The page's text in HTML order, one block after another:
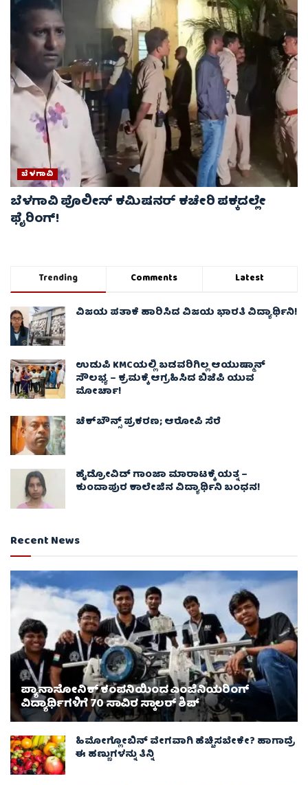
ಬೆಳಗಾವಿ
ಬೆಳಗಾವಿ ಪೊಲೀಸ್ ಕಮಿಷನರ್ ಕಚೇರಿ ಪಕ್ಕದಲ್ಲೇ
ಫೈರಿಂಗ್!
Trending Comments Latest
ವಿಜಯ ಪತಾಕೆ ಹಾರಿಸಿದ ವಿಜಯ ಭಾರತಿ ವಿದ್ಯಾರ್ಥಿನಿ!
ಉಡುಪಿ KMCಯಲ್ಲಿ ಬಡವರಿಗಿಲ್ಲ ಆಯುಷ್ಮಾನ್
ಸೌಲಭ್ಯ – ಕ್ರಮಕ್ಕೆ ಆಗ್ರಹಿಸಿದ ಬಿಜೆಪಿ ಯುವ
ಮೋರ್ಚಾ!
ಚೆಕ್​ಬೌನ್ಸ್​ ಪ್ರಕರಣ; ಆರೋಪಿ ಸೆರೆ
ಹೈಡ್ರೋವಿಡ್ ಗಾಂಜಾ ಮಾರಾಟಕ್ಕೆ ಯತ್ನ –
ಕುಂದಾಪುರ ಕಾಲೇಜಿನ ವಿದ್ಯಾರ್ಥಿನಿ ಬಂಧನ!
Recent News
ಪ್ಯಾನಾಸೋನಿಕ್ ಕಂಪನಿಯಿಂದ ಎಂಜಿನಿಯರಿಂಗ್
ವಿದ್ಯಾರ್ಥಿಗಳಿಗೆ 70 ಸಾವಿರ ಸ್ಕಾಲರ್ ಶಿಪ್
ಹಿಮೋಗ್ಲೋಬಿನ್ ವೇಗವಾಗಿ ಹೆಚ್ಚಿಸಬೇಕೇ? ಹಾಗಾದ್ರೆ
ಈ ಹಣ್ಣುಗಳನ್ನು ತಿನ್ನಿ